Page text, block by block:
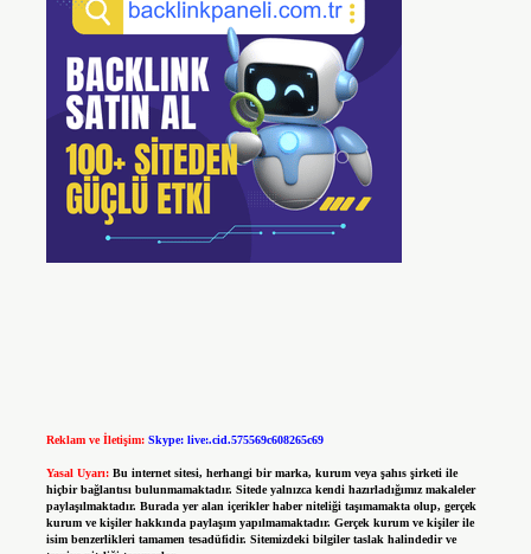
Reklam ve İletişim: Skype: live:.cid.575569c608265c69
Yasal Uyarı: Bu internet sitesi, herhangi bir marka, kurum veya şahıs şirketi ile
hiçbir bağlantısı bulunmamaktadır. Sitede yalnızca kendi hazırladığımız makaleler
paylaşılmaktadır. Burada yer alan içerikler haber niteliği taşımamakta olup, gerçek
kurum ve kişiler hakkında paylaşım yapılmamaktadır. Gerçek kurum ve kişiler ile
isim benzerlikleri tamamen tesadüfidir. Sitemizdeki bilgiler taslak halindedir ve